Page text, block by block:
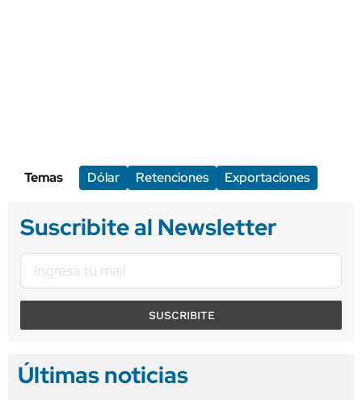
Temas Dólar Retenciones Exportaciones
Suscribite al Newsletter
SUSCRIBITE
Últimas noticias